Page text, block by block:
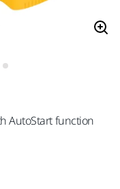
AutoStart function